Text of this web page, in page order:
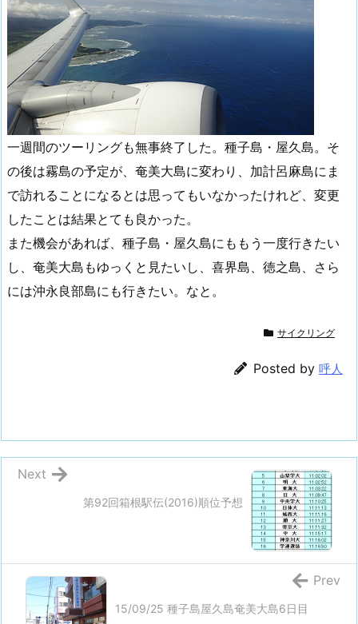
一週間のツーリングも無事終了した。種子島・屋久島。そ
の後は霧島の予定が、奄美大島に変わり、加計呂麻島にま
で訪れることになるとは思ってもいなかったけれど、変更
したことは結果とても良かった。
また機会があれば、種子島・屋久島にももう一度行きたい
し、奄美大島もゆっくと見たいし、喜界島、徳之島、さら
には沖永良部島にも行きたい。なと。
サイクリング
Posted by 呼人
第92回箱根駅伝(2016)順位予想
Next
15/09/25 種子島屋久島奄美大島6日目
Prev